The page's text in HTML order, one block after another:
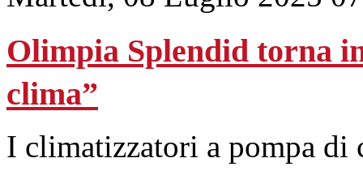
Olimpia Splendid torna
clima”
I climatizzatori a pompa di